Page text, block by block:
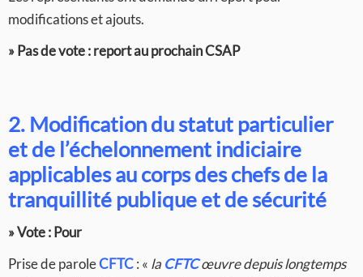
modifications et ajouts.
» Pas de vote : report au prochain CSAP
2. Modification du statut particulier
et de l’échelonnement indiciaire
applicables au corps des chefs de la
tranquillité publique et de sécurité
» Vote : Pour
Prise de paroleCFTC: « la CFTCœuvre depuis longtemps